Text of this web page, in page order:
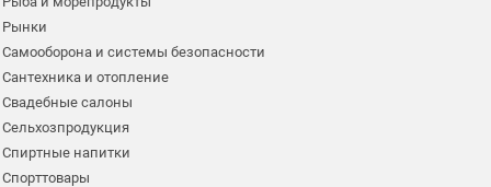
Рынки
Самооборона и системы безопасности
Сантехника и отопление
Свадебные салоны
Сельхозпродукция
Спиртные напитки
Спорттовары